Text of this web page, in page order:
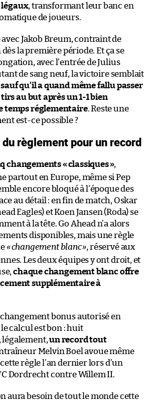
, transformant leur banc en
de joueurs.
Jakob Breum, contraint de
la première période. Et ça se
avec l’entrée de Julius
de sang neuf, la victoire semblait
sauf qu’il a quand même fallu passer
au but après un 1-1 bien
temps réglementaire. Reste une
est-ce possible ?
règlement pour un record
changements «classiques»,
partout en Europe, même si Pep
encore bloqué à l’époque des
au détail : en fin de match, Oskar
Eagles) et Koen Jansen (Roda) se
à la tête. Go Ahead n’a alors
disponibles, mais une règle
«changement blanc», réservé aux
Les deux équipes y ont droit, et
chaque changement blanc offre
supplémentaire à
bonus autorisé en
calcul est bon : huit
un record tout
Melvin Boel avoue même
règle l’an dernier lors d’un
Dordrecht contre Willem II.
aura besoin de tout le monde cette